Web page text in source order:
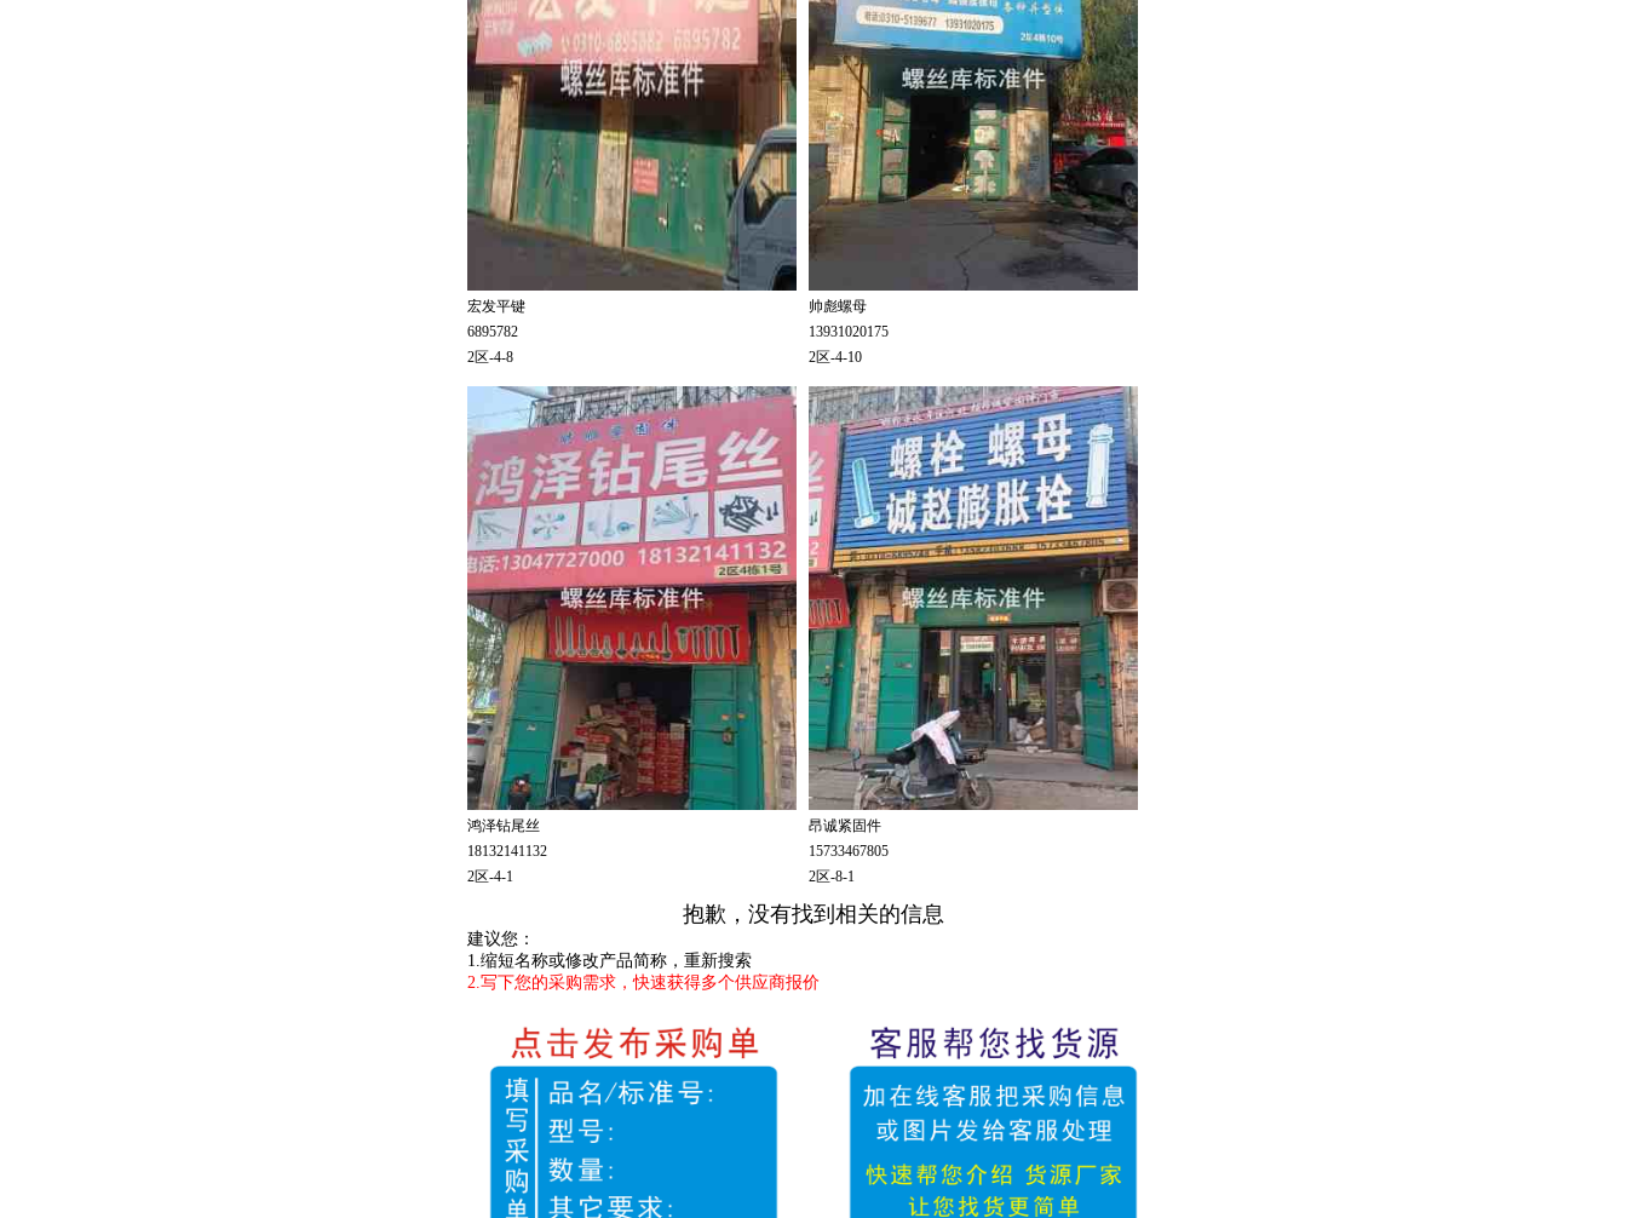
宏发平键
6895782
2区-4-8
帅彪螺母
13931020175
2区-4-10
鸿泽钻尾丝
18132141132
2区-4-1
昂诚紧固件
15733467805
2区-8-1
抱歉，没有找到相关的信息
建议您：
1.缩短名称或修改产品简称，重新搜索
2.写下您的采购需求，快速获得多个供应商报价